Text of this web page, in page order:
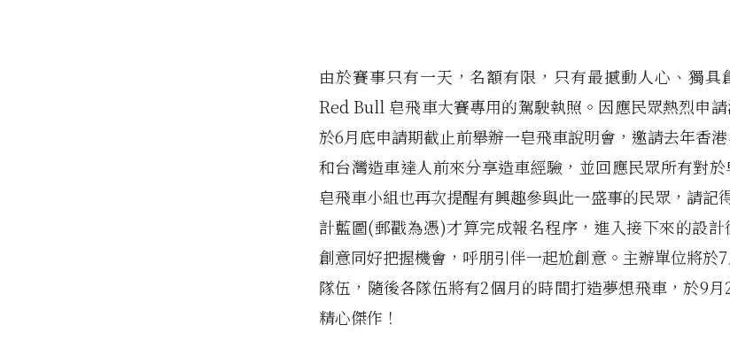
由於賽事只有一天，名額有限，只有最撼動人心、獨具
Red Bull 皂飛車大賽專用的駕駛執照。因應民眾熱烈申
於6月底申請期截止前舉辦一皂飛車說明會，邀請去年香
和台灣造車達人前來分享造車經驗，並回應民眾所有對於
皂飛車小組也再次提醒有興趣參與此一盛事的民眾，請記
計藍圖(郵戳為憑)才算完成報名程序，進入接下來的設
創意同好把握機會，呼朋引伴一起尬創意。主辦單位將於
隊伍，隨後各隊伍將有2個月的時間打造夢想飛車，於9
精心傑作！